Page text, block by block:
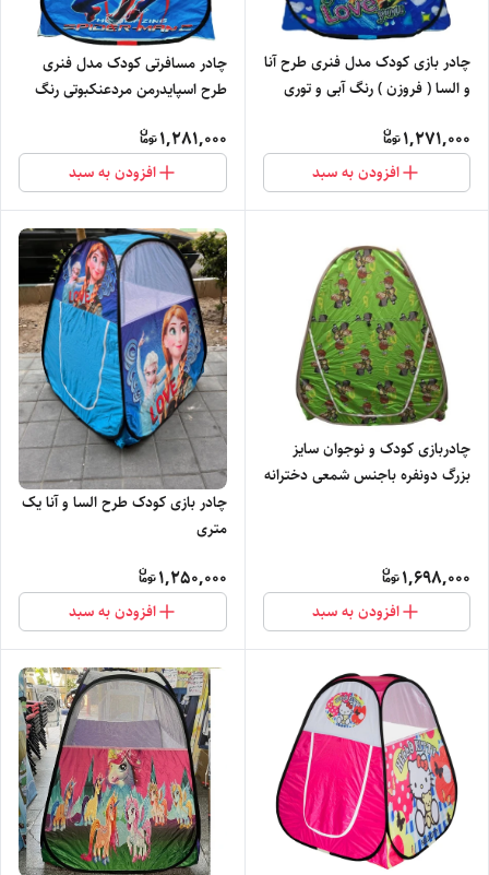
چادر بازی کودک مدل فنری طرح آنا
و السا ( فروزن ) رنگ آبی و توری
1,271,000
افزودن به سبد
چادر مسافرتی کودک مدل فنری
طرح اسپایدرمن مردعنکبوتی رنگ
1,281,000
افزودن به سبد
چادربازی کودک و نوجوان سایز
بزرگ دونفره باجنس شمعی دخترانه
1,698,000
افزودن به سبد
چادر بازی کودک طرح السا و آنا یک
متری
1,250,000
افزودن به سبد